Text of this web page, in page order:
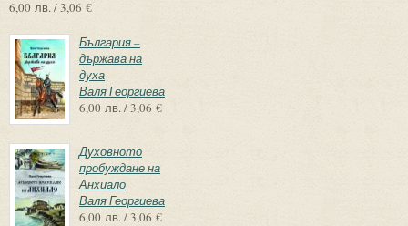
6,00 лв. / 3,06 €
България –
държава на
духа
Валя Георгиева
6,00 лв. / 3,06 €
Духовното
пробуждане на
Анхиало
Валя Георгиева
6,00 лв. / 3,06 €